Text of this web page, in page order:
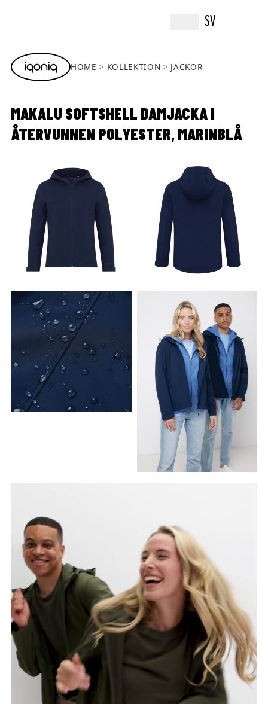
SV
HOME KOLLEKTION JACKOR
MAKALU SOFTSHELL DAMJACKA I
ÅTERVUNNEN POLYESTER, MARINBLÅ